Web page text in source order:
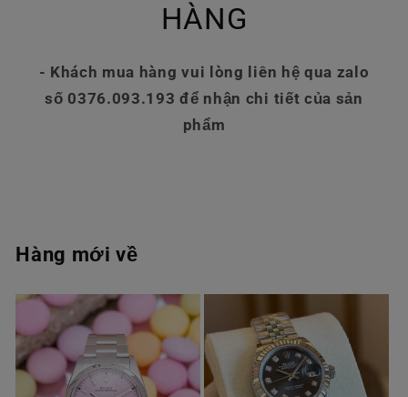
HÀNG
- Khách mua hàng vui lòng liên hệ qua zalo
số 0376.093.193 để nhận chi tiết của sản
phẩm
Hàng mới về